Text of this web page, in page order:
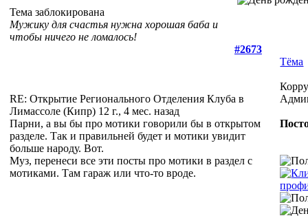
Тема заблокирована
Мужику для счастья нужна хорошая баба и
чтобы ничего не ломалось!
#2673
RE: Открытие Регионального Отделения Клуба в
Лимассоле (Кипр) 12 г., 4 мес. назад
Парни, а вы бы про мотики говорили бы в открытом
разделе. Так и правильней будет и мотики увидит
больше народу. Вот.
Муз, перенеси все эти посты про мотики в раздел с
мотиками. Там гараж или что-то вроде.
Тёма